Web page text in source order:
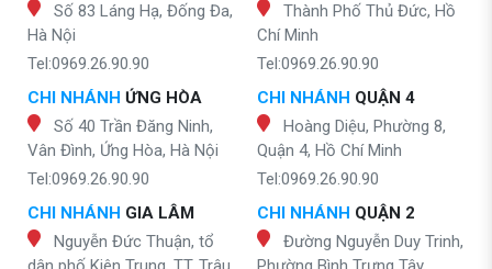
Số 83 Láng Hạ, Đống Đa,
Hà Nội
Tel:0969.26.90.90
CHI NHÁNH ỨNG HÒA
Số 40 Trần Đăng Ninh,
Vân Đình, Ứng Hòa, Hà Nội
Tel:0969.26.90.90
CHI NHÁNH GIA LÂM
Nguyễn Đức Thuận, tổ
Thành Phố Thủ Đức, Hồ
Chí Minh
Tel:0969.26.90.90
CHI NHÁNH QUẬN 4
Hoàng Diệu, Phường 8,
Quận 4, Hồ Chí Minh
Tel:0969.26.90.90
CHI NHÁNH QUẬN 2
Đường Nguyễn Duy Trinh,